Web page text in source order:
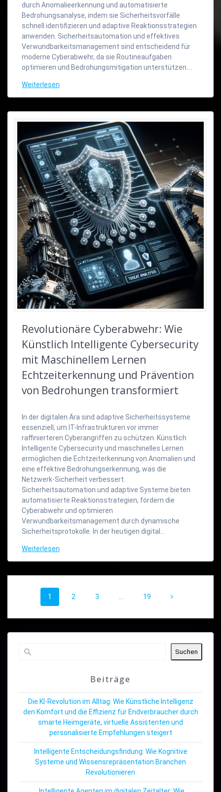
durch Anomalieerkennung und automatisierte
Bedrohungsanalyse, indem sie Sicherheitsvorfälle
schnell identifizieren und adaptive Reaktionsstrategien
anwenden. Sicherheitsautomation und effektives
Verwundbarkeitsmanagement sind entscheidend für
moderne Cyberabwehr, da sie Routineaufgaben
optimieren und Bedrohungsmitigation unterstützen.…
Weiterlesen
Revolutionäre Cyberabwehr: Wie
Künstlich Intelligente Cybersecurity
mit Maschinellem Lernen
Echtzeiterkennung und Prävention
von Bedrohungen transformiert
In der digitalen Ära sind adaptive Sicherheitssysteme
essenziell, um IT-Infrastrukturen vor immer
raffinierteren Cyberangriffen zu schützen. Künstlich
Intelligente Cybersecurity und maschinelles Lernen
ermöglichen die Echtzeiterkennung von Anomalien und
eine effektive Bedrohungserkennung, was die
Netzwerk-Sicherheit verbessert.
Sicherheitsautomation und adaptive Systeme bieten
automatisierte Reaktionsstrategien, fördern die
Cyberabwehr und optimieren
Verwundbarkeitsmanagement durch dynamische
Sicherheitsprotokolle. In der heutigen digital…
Weiterlesen
Beitragsnavigation
Seite
1 Seite
2 Seite
3 Seite
19
Suchen
Beiträge
Die KI-Revolution im Alltag: Wie Künstliche Intelligenz
den Komfort und die Effizienz für Endverbraucher durch
smarte Heimgeräte, virtuelle Assistenten und
personalisierte Empfehlungen steigert
Intelligente Entscheidungsfindung: Wie Kognitive
Systeme und Wissensrepräsentation Branchen
Revolutionieren